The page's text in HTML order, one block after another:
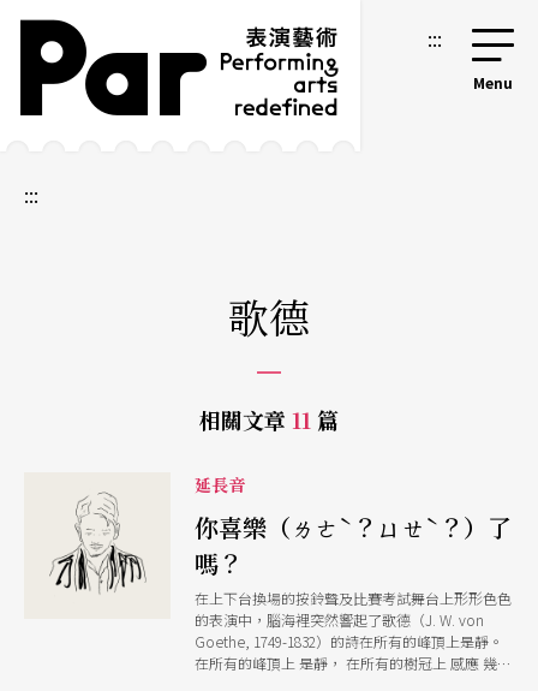
跳到主要內容區塊
網站導覽 :::
:::
歌德
相關文章 11 篇
延長音
你喜樂（ㄌㄜˋ？ㄩㄝˋ？）了
嗎？
在上下台換場的按鈴聲及比賽考試舞台上形形色色
的表演中，腦海裡突然響起了歌德（J. W. von
Goethe, 1749-1832）的詩在所有的峰頂上是靜。
在所有的峰頂上 是靜， 在所有的樹冠上 感應 幾乎